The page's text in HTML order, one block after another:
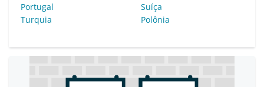
Portugal
Suíça
Turquia
Polônia